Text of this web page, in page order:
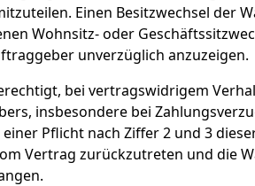
Einen Besitzwechsel der
Wohnsitz- oder
unverzüglich anzuzeigen.
bei vertragswidrigem
insbesondere bei
Pflicht nach Ziffer 2 und 3
Vertrag zurückzutreten und die